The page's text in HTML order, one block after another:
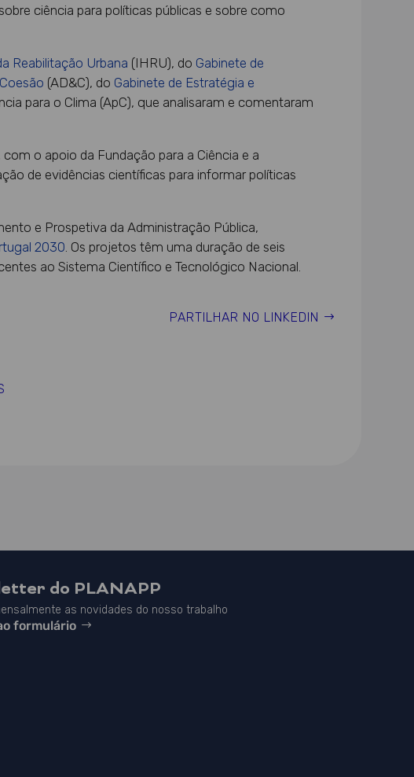
ciência para políticas públicas e sobre como
Reabilitação Urbana (IHRU), do Gabinete de
(AD&C), do Gabinete de Estratégia e
para o Clima (ApC), que analisaram e comentaram
o apoio da Fundação para a Ciência e a
de evidências científicas para informar políticas
e Prospetiva da Administração Pública,
2030. Os projetos têm uma duração de seis
ao Sistema Científico e Tecnológico Nacional.
PARTILHAR NO LINKEDIN
do PLANAPP
as novidades do nosso trabalho
formulário